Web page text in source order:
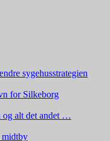
sygehusstrategien
for Silkeborg
og alt det andet …
midtby